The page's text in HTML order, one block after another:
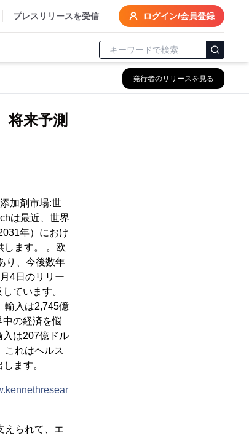
プレスリリースを受信 ログイン/会員登録
発行者のリリースを見る
将来予測
加剤市場:世
は最近、世界
年）におけ
します。 。欧
り、今後数年
4日のリリー
ています。
輸入は2,745億
の経済を悩
入は207億ドル
これはヘルス
ます。
えられて、エ